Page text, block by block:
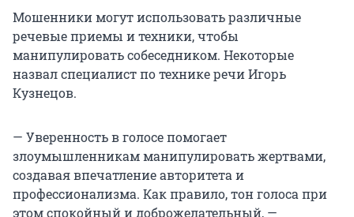
Мошенники могут использовать различные
речевые приемы и техники, чтобы
манипулировать собеседником. Некоторые
назвал специалист по технике речи Игорь
Кузнецов.
— Уверенность в голосе помогает
злоумышленникам манипулировать жертвами,
создавая впечатление авторитета и
профессионализма. Как правило, тон голоса при
этом спокойный и доброжелательный, —